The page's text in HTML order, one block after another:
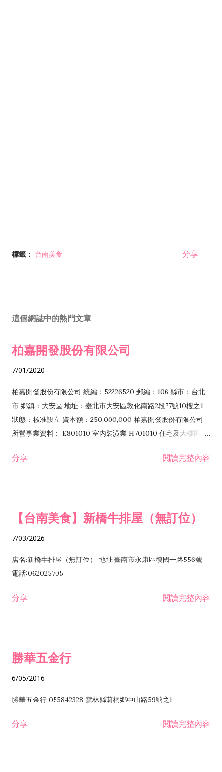
標籤： 台南美食 分享
這個網誌中的熱門文章
柏嘉開發股份有限公司
7/01/2020
柏嘉開發股份有限公司 統編：52226520 郵編：106 縣市：台北
市 鄉鎮：大安區 地址：臺北市大安區敦化南路2段77號10樓之1
狀態：核准設立 資本額：250,000,000 柏嘉開發股份有限公司
所營事業資料： E801010 室內裝潢業 H701010 住宅及大樓開發
發業 H703090 不動產買賣業 H703100 不動產租賃業 I503010
分享 閱讀完整內容
【台南美食】新橋牛排屋（無訂位）
7/03/2026
店名:新橋牛排屋（無訂位） 地址:臺南市永康區復國一路556號
電話:062025705
分享 閱讀完整內容
勝華五金行
6/05/2016
勝華五金行 055842328 雲林縣莿桐鄉中山路59號之1
分享 閱讀完整內容